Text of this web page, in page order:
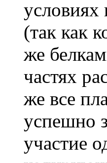
(так как
же
частях
же все
успешно
участие